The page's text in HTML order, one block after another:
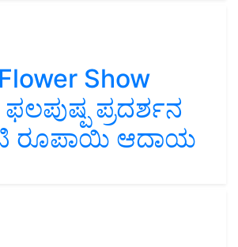
Show
ಪ್ರದರ್ಶನ
ರೂಪಾಯಿ ಆದಾಯ